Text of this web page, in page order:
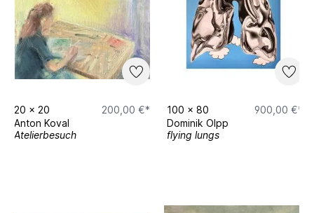
20 x 20
200,00 €*
Anton Koval
Atelierbesuch
100 x 80
900,00 €*
Dominik Olpp
flying lungs